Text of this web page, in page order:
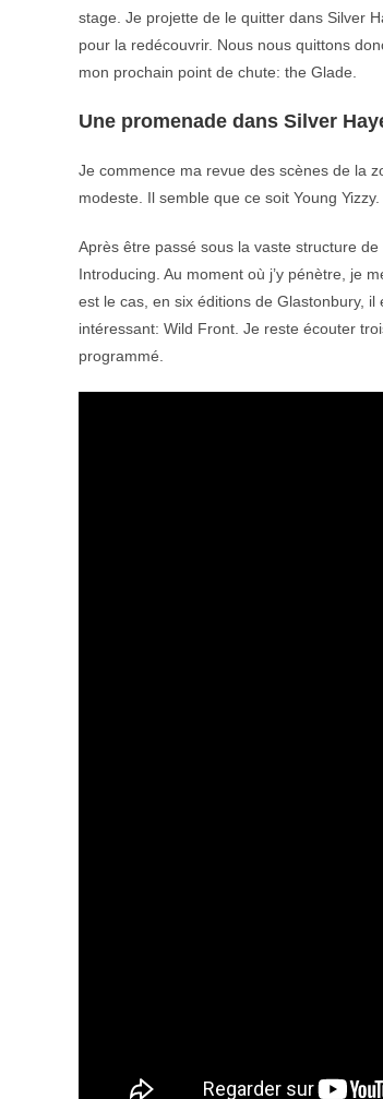
stage. Je projette de le quitter dans Silver
pour la redécouvrir. Nous nous quittons
mon prochain point de chute: the Glade.
Une promenade dans Silver
Je commence ma revue des scènes de la
modeste. Il semble que ce soit Young Yizzy.
Après être passé sous la vaste structure
Introducing. Au moment où j’y pénètre, je
est le cas, en six éditions de Glastonbury,
intéressant: Wild Front. Je reste écouter
programmé.